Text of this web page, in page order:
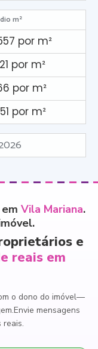
m²
por m²
por m²
por m²
por m²
Vila Mariana.
e
reais em
o dono do imóvel—
Envie mensagens
reais.